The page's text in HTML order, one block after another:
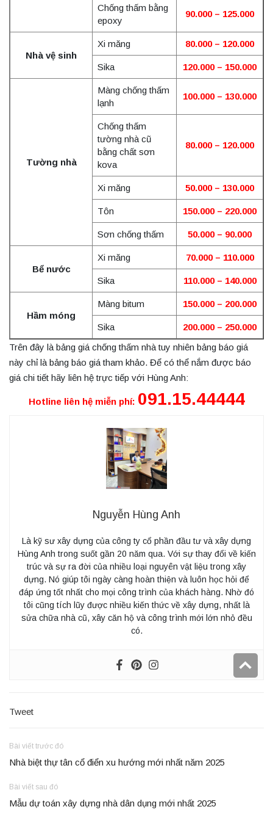
Chống thấm bằng
epoxy
90.000 – 125.000
Nhà vệ sinh
Xi măng 80.000 – 120.000
Sika 120.000 – 150.000
Tường nhà
Màng chống thấm
lạnh
100.000 – 130.000
Chống thấm
tường nhà cũ
bằng chất sơn
kova
80.000 – 120.000
Xi măng 50.000 – 130.000
Tôn 150.000 – 220.000
Sơn chống thấm 50.000 – 90.000
Bể nước
Xi măng 70.000 – 110.000
Sika 110.000 – 140.000
Hầm móng
Màng bitum 150.000 – 200.000
Sika
200.000 – 250.000
Trên đây là bảng giá chống thấm nhà tuy nhiên bảng báo giá
này chỉ là bảng báo giá tham khảo. Để có thể nắm được báo
giá chi tiết hãy liên hệ trực tiếp với Hùng Anh:
Hotline liên hệ miễn phí: 091.15.44444
Nguyễn Hùng Anh
Là kỹ sư xây dựng của công ty cổ phần đầu tư và xây dựng
Hùng Anh trong suốt gần 20 năm qua. Với sự thay đổi về kiến
trúc và sự ra đời của nhiều loại nguyên vật liệu trong xây
dựng. Nó giúp tôi ngày càng hoàn thiện và luôn học hỏi để
đáp ứng tốt nhất cho mọi công trình của khách hàng. Nhờ đó
tôi cũng tích lũy được nhiều kiến thức về xây dựng, nhất là
sửa chữa nhà cũ, xây căn hộ và công trình mới lớn nhỏ đều
có.
Tweet
Bài viết trước đó
Nhà biệt thự tân cổ điển xu hướng mới nhất năm 2025
Bài viết sau đó
Mẫu dự toán xây dựng nhà dân dụng mới nhất 2025